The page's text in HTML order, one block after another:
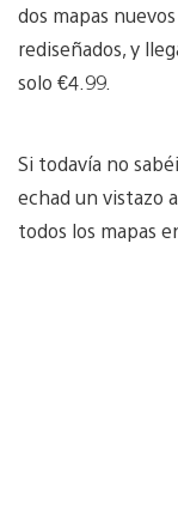
dos mapas
rediseñados, y
solo €4.99.
Si todavía no
echad un vistazo
todos los mapas